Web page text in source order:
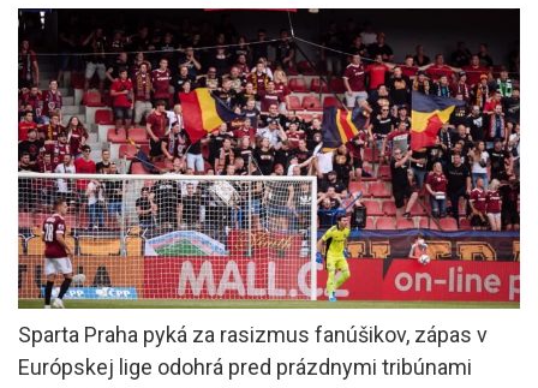
Sparta Praha pyká za rasizmus fanúšikov, zápas v
Európskej lige odohrá pred prázdnymi tribúnami